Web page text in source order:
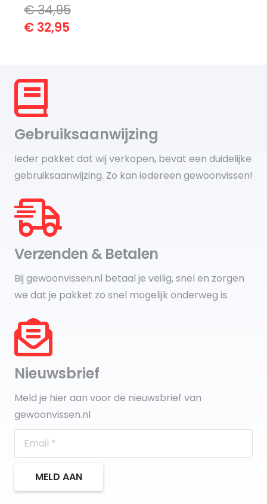
€34,95
Oorspronkelijke
€ 34,95.
€ 32,95
Gebruiksaanwijzing
Ieder pakket dat wij verkopen, bevat een duidelijke
gebruiksaanwijzing. Zo kan iedereen gewoonvissen!
Verzenden & Betalen
Bij gewoonvissen.nl betaal je veilig, snel en zorgen
we dat je pakket zo snel mogelijk onderweg is.
Nieuwsbrief
Meld je hier aan voor de nieuwsbrief van
gewoonvissen.nl
MELD AAN